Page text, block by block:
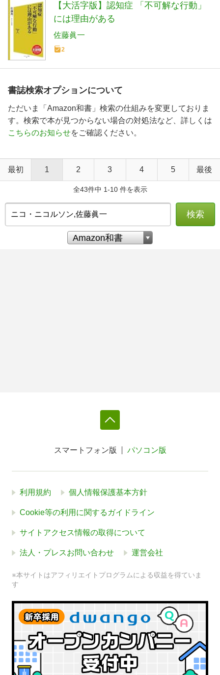
【大活字版】認知症 「不可解な行動」
には理由がある
佐藤眞一
2
書誌検索オプションについて
ただいま「Amazon和書」検索の仕組みを変更しておりま
す。検索で本が見つからない場合の対処法など、詳しくは
こちらのお知らせをご確認ください。
最初 1 2 3 4 5 最後
全43件中 1-10 件を表示
検索
スマートフォン版 パソコン版
利用規約 個人情報保護基本方針
Cookie等の利用に関するガイドライン
サイトアクセス情報の取得について
法人・プレスお問い合わせ 運営会社
※本サイトはアフィリエイトプログラムによる収益を得ていま
す